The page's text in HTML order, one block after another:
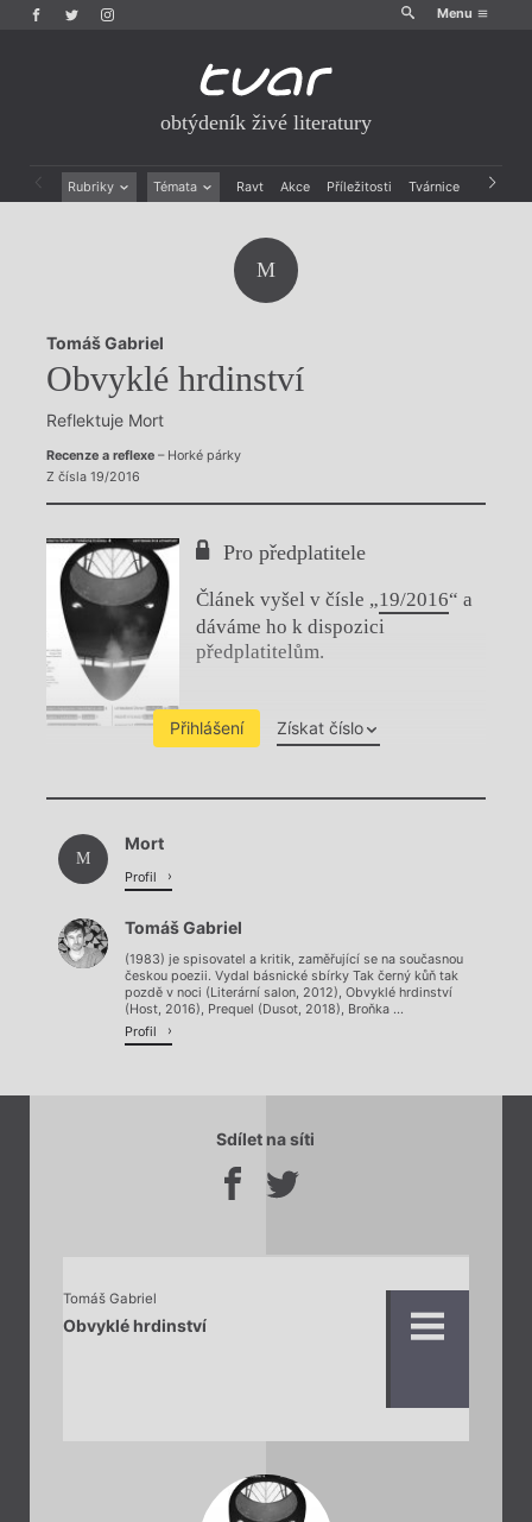
Menu
obtýdeník živé literatury
Rubriky Témata Ravt Akce Příležitosti Tvárnice Archiv
Rozhovory
Dokument
Výroční ceny
M
Tomáš Gabriel
Obvyklé hrdinství
Reflektuje Mort
Recenze a reflexe– Horké párky
Z čísla 19/2016
Pro předplatitele
Článek vyšel v čísle „19/2016“ a
dáváme ho k dispozici
předplatitelům.
Přihlášení Získat číslo
Chviličku.
M
Mort
Profil
Tomáš Gabriel
(1983) je spisovatel a kritik, zaměřující se na současnou
českou poezii. Vydal básnické sbírky Tak černý kůň tak
pozdě v noci (Literární salon, 2012), Obvyklé hrdinství
(Host, 2016), Prequel (Dusot, 2018), Broňka ...
Profil
Sdílet na síti
Tomáš Gabriel
Obvyklé hrdinství